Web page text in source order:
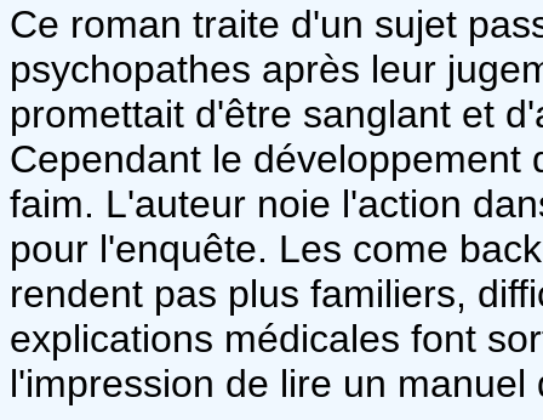
Ce roman traite d'un sujet
psychopathes après leur
promettait d'être sanglant et
Cependant le développement
faim. L'auteur noie l'action
pour l'enquête. Les come
rendent pas plus familiers,
explications médicales font
l'impression de lire un manuel